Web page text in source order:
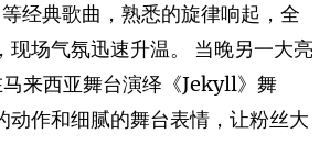
经典歌曲，熟悉的旋律响起，全
现场气氛迅速升温。 当晚另一大亮
来西亚舞台演绎《Jekyll》舞
动作和细腻的舞台表情，让粉丝大